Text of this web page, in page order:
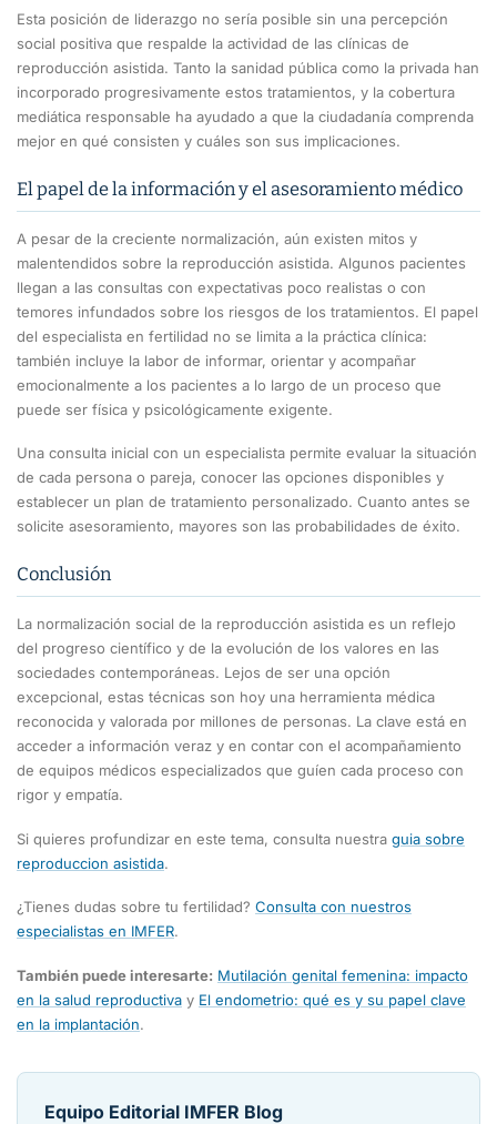
Esta posición de liderazgo no sería posible sin una percepción
social positiva que respalde la actividad de las clínicas de
reproducción asistida. Tanto la sanidad pública como la privada han
incorporado progresivamente estos tratamientos, y la cobertura
mediática responsable ha ayudado a que la ciudadanía comprenda
mejor en qué consisten y cuáles son sus implicaciones.
El papel de la información y el asesoramiento médico
A pesar de la creciente normalización, aún existen mitos y
malentendidos sobre la reproducción asistida. Algunos pacientes
llegan a las consultas con expectativas poco realistas o con
temores infundados sobre los riesgos de los tratamientos. El papel
del especialista en fertilidad no se limita a la práctica clínica:
también incluye la labor de informar, orientar y acompañar
emocionalmente a los pacientes a lo largo de un proceso que
puede ser física y psicológicamente exigente.
Una consulta inicial con un especialista permite evaluar la situación
de cada persona o pareja, conocer las opciones disponibles y
establecer un plan de tratamiento personalizado. Cuanto antes se
solicite asesoramiento, mayores son las probabilidades de éxito.
Conclusión
La normalización social de la reproducción asistida es un reflejo
del progreso científico y de la evolución de los valores en las
sociedades contemporáneas. Lejos de ser una opción
excepcional, estas técnicas son hoy una herramienta médica
reconocida y valorada por millones de personas. La clave está en
acceder a información veraz y en contar con el acompañamiento
de equipos médicos especializados que guíen cada proceso con
rigor y empatía.
Si quieres profundizar en este tema, consulta nuestra guia sobre
reproduccion asistida.
¿Tienes dudas sobre tu fertilidad? Consulta con nuestros
especialistas en IMFER.
También puede interesarte: Mutilación genital femenina: impacto
en la salud reproductiva y El endometrio: qué es y su papel clave
en la implantación.
Equipo Editorial IMFER Blog